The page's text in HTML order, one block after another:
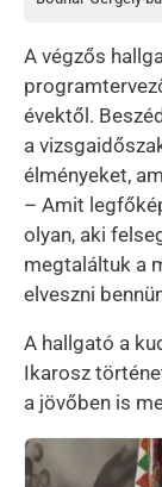
A végzős
évektől.
a
élményeket,
– Amit
olyan, aki
megtaláltuk a
elveszni
A hallgató a
Ikarosz
a jövőben is
Kép